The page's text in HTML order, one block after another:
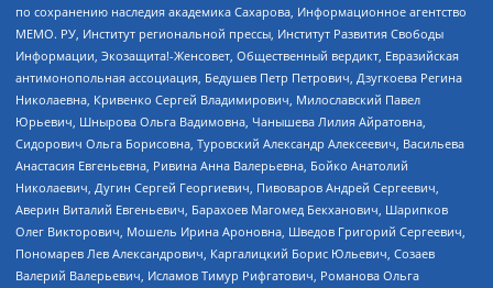
по сохранению наследия академика Сахарова, Информационное агентство
МЕМО. РУ, Институт региональной прессы, Институт Развития Свободы
Информации, Экозащита!-Женсовет, Общественный вердикт, Евразийская
антимонопольная ассоциация, Бедушев Петр Петрович, Дзугкоева Регина
Николаевна, Кривенко Сергей Владимирович, Милославский Павел
Юрьевич, Шнырова Ольга Вадимовна, Чанышева Лилия Айратовна,
Сидорович Ольга Борисовна, Туровский Александр Алексеевич, Васильева
Анастасия Евгеньевна, Ривина Анна Валерьевна, Бойко Анатолий
Николаевич, Дугин Сергей Георгиевич, Пивоваров Андрей Сергеевич,
Аверин Виталий Евгеньевич, Барахоев Магомед Бекханович, Шарипков
Олег Викторович, Мошель Ирина Ароновна, Шведов Григорий Сергеевич,
Пономарев Лев Александрович, Каргалицкий Борис Юльевич, Созаев
Валерий Валерьевич, Исламов Тимур Рифгатович, Романова Ольга